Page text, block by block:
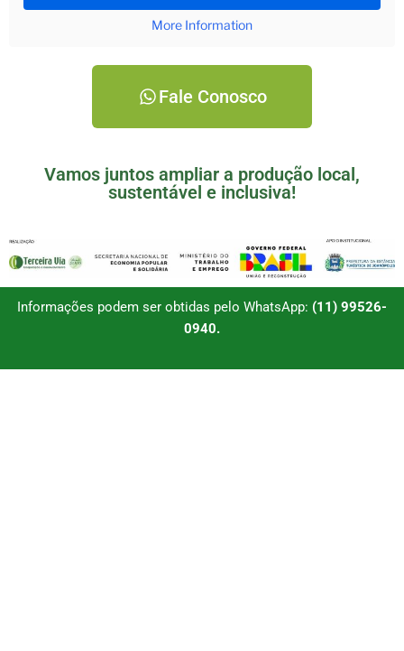
More Information
Fale Conosco
Vamos juntos ampliar a produção local,
sustentável e inclusiva!
Informações podem ser obtidas pelo WhatsApp: (11) 99526-
0940.